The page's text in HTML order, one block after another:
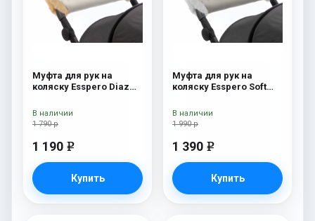
Муфта для рук на
коляску Esspero Diaz
Beige
1 790 р
1 190 e
Купить
В наличии
Муфта для рук на
коляску Esspero Soft
1 990 р
1 390 e
Купить
В наличии